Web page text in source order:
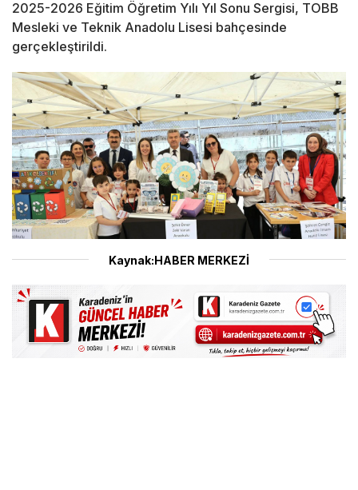
2025-2026 Eğitim Öğretim Yılı Yıl Sonu Sergisi, TOBB
Mesleki ve Teknik Anadolu Lisesi bahçesinde
gerçekleştirildi.
Kaynak:HABER MERKEZİ